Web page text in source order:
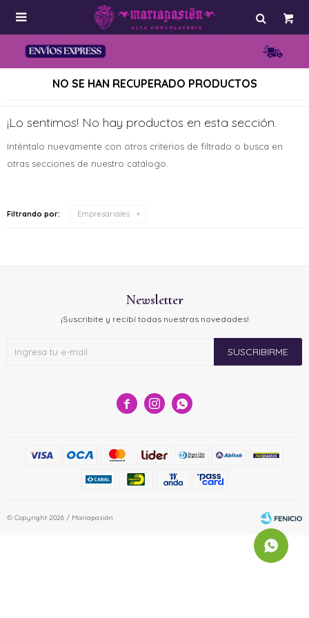

NO SE HAN RECUPERADO PRODUCTOS
¡Lo sentimos! No hay productos en esta sección.
Inténtalo nuevamente con otros criterios de filtrado o busca en
otras secciones de nuestro catálogo.
Filtrando por: Empresariales
  
Newsletter
¡Suscribite y recibí todas nuestras novedades!
SUSCRIBIRME
© Copyright 2026 / Mariapasión